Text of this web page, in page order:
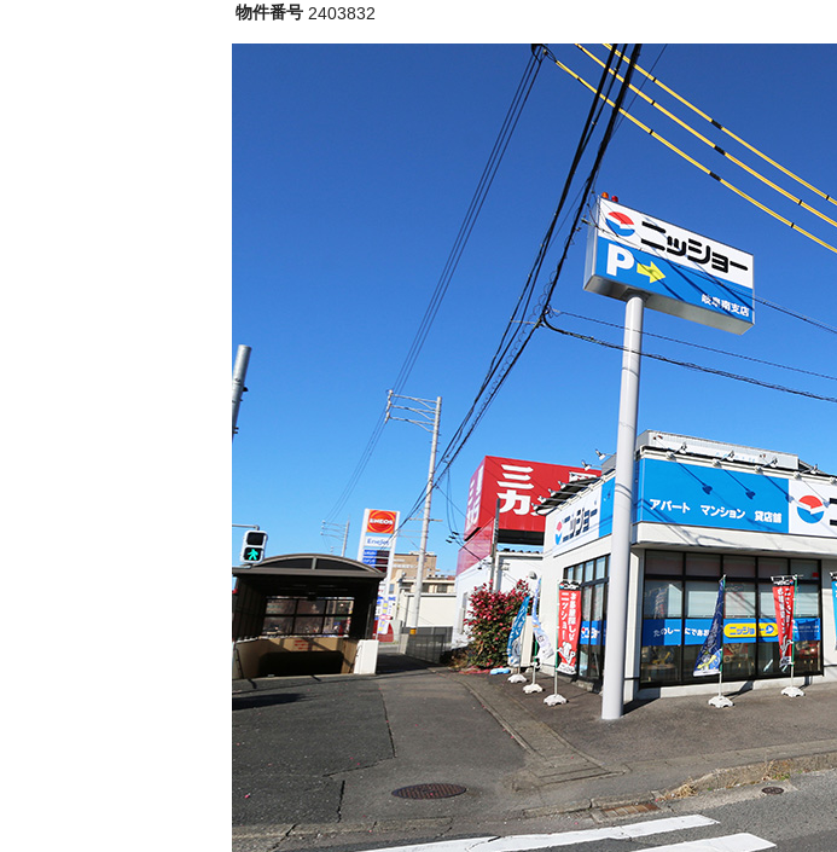
物件番号 2403832